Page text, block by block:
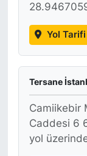
Yol Tarifi
Tersane
Camiikebir
Caddesi 6
yol